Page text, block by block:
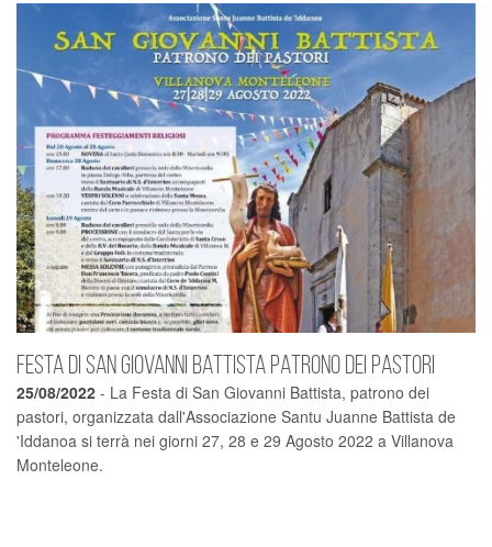
FESTA DI SAN GIOVANNI BATTISTA PATRONO DEI PASTORI
25/08/2022 - La Festa di San Giovanni Battista, patrono dei
pastori, organizzata dall'Associazione Santu Juanne Battista de
'Iddanoa si terrà nei giorni 27, 28 e 29 Agosto 2022 a Villanova
Monteleone.